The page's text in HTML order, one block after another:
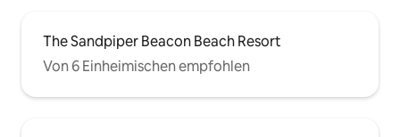
The Sandpiper Beacon Beach Resort
Von 6 Einheimischen empfohlen